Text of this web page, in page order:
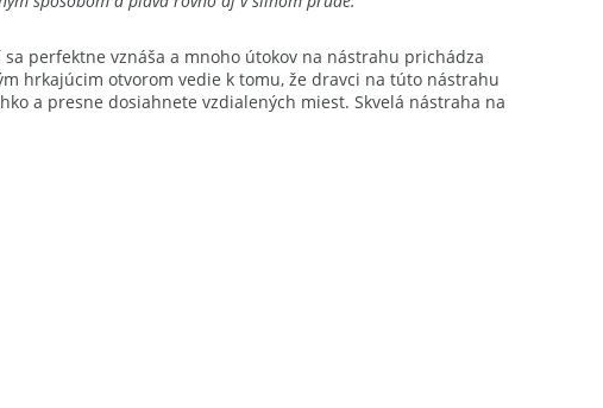
perfektne vznáša a mnoho útokov na nástrahu prichádza
hrkajúcim otvorom vedie k tomu, že dravci na túto nástrahu
a presne dosiahnete vzdialených miest. Skvelá nástraha na